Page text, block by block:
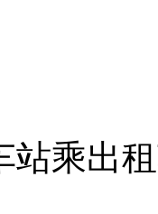
站乘出